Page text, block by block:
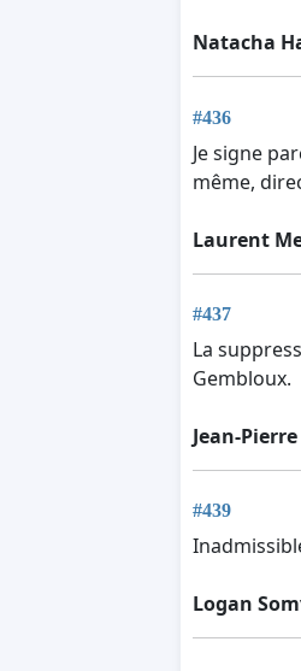
Natacha
#436
Je signe
même,
Laurent
#437
La
Gembloux.
Jean-
#439
Logan